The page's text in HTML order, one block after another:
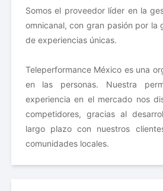
Somos el proveedor líder en la
omnicanal, con gran pasión por la
de experiencias únicas.
Teleperformance México es una
en las personas. Nuestra
experiencia en el mercado nos
competidores, gracias al
largo plazo con nuestros
comunidades locales.